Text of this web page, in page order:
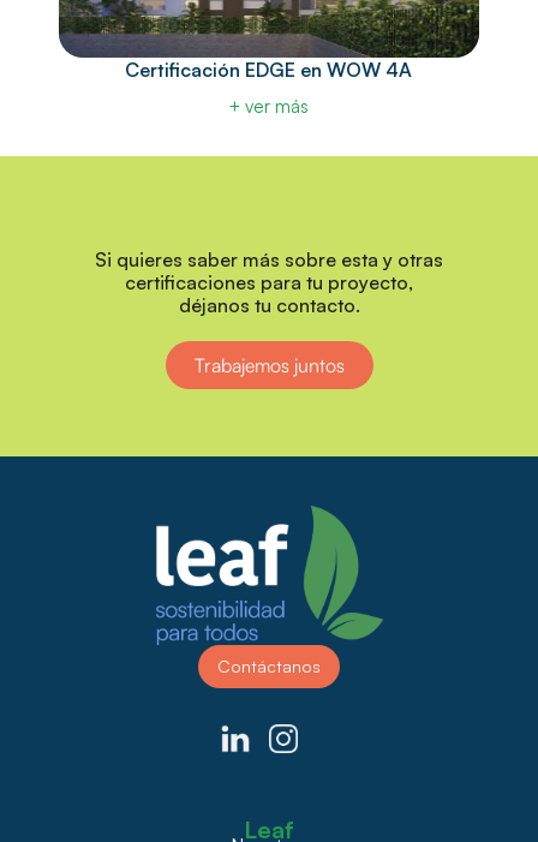
Certificación EDGE en WOW 4A
+ ver más
Si quieres saber más sobre esta y otras
certificaciones para tu proyecto,
déjanos tu contacto.
Trabajemos juntos
Contáctanos
Leaf